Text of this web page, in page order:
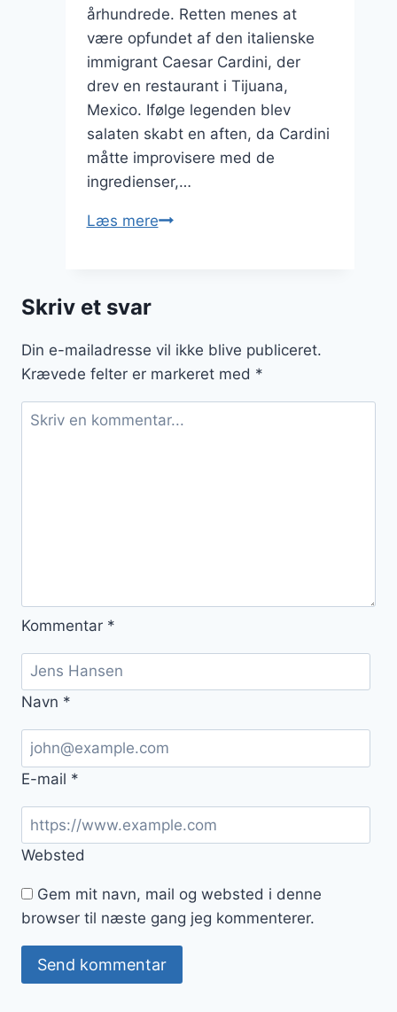
århundrede. Retten menes at
være opfundet af den italienske
immigrant Caesar Cardini, der
drev en restaurant i Tijuana,
Mexico. Ifølge legenden blev
salaten skabt en aften, da Cardini
måtte improvisere med de
ingredienser,…
Læs mereCæsarsalat
Skriv et svar
Din e-mailadresse vil ikke blive publiceret.
Krævede felter er markeret med *
Kommentar *
Navn *
E-mail *
Websted
Gem mit navn, mail og websted i denne
browser til næste gang jeg kommenterer.